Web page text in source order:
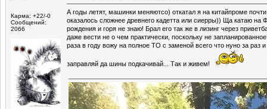
Карма: +22/-0
Сообщений:
2066
А годы летят, машинки меняютсо) откатал я на китайпроме почти
оказалось сложнее древнего кадетта или сиерры)) Ща катаю на
рождения и горя не знаю! Брал его так же в лизинг через
даже вести не о чем практически, поскольку не
раза в году вожу на полное ТО с заменой всего что нуно за раз
заправляй да шины подкачивай... Так и живем!